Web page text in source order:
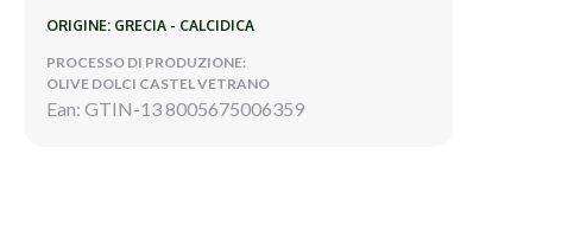
ORIGINE: GRECIA - CALCIDICA
PROCESSO DI PRODUZIONE:
OLIVE DOLCI CASTEL VETRANO
Ean: GTIN-13 8005675006359